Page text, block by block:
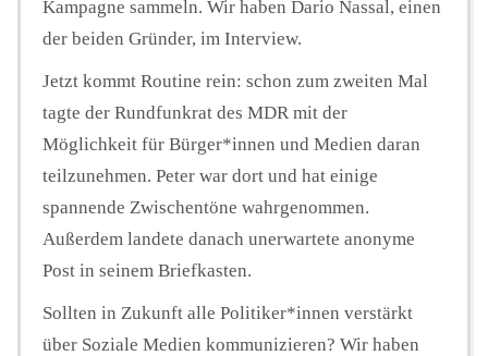
Kampagne sammeln. Wir haben Dario Nassal, einen
der beiden Gründer, im Interview.
Jetzt kommt Routine rein: schon zum zweiten Mal
tagte der Rundfunkrat des MDR mit der
Möglichkeit für Bürger*innen und Medien daran
teilzunehmen. Peter war dort und hat einige
spannende Zwischentöne wahrgenommen.
Außerdem landete danach unerwartete anonyme
Post in seinem Briefkasten.
Sollten in Zukunft alle Politiker*innen verstärkt
über Soziale Medien kommunizieren? Wir haben